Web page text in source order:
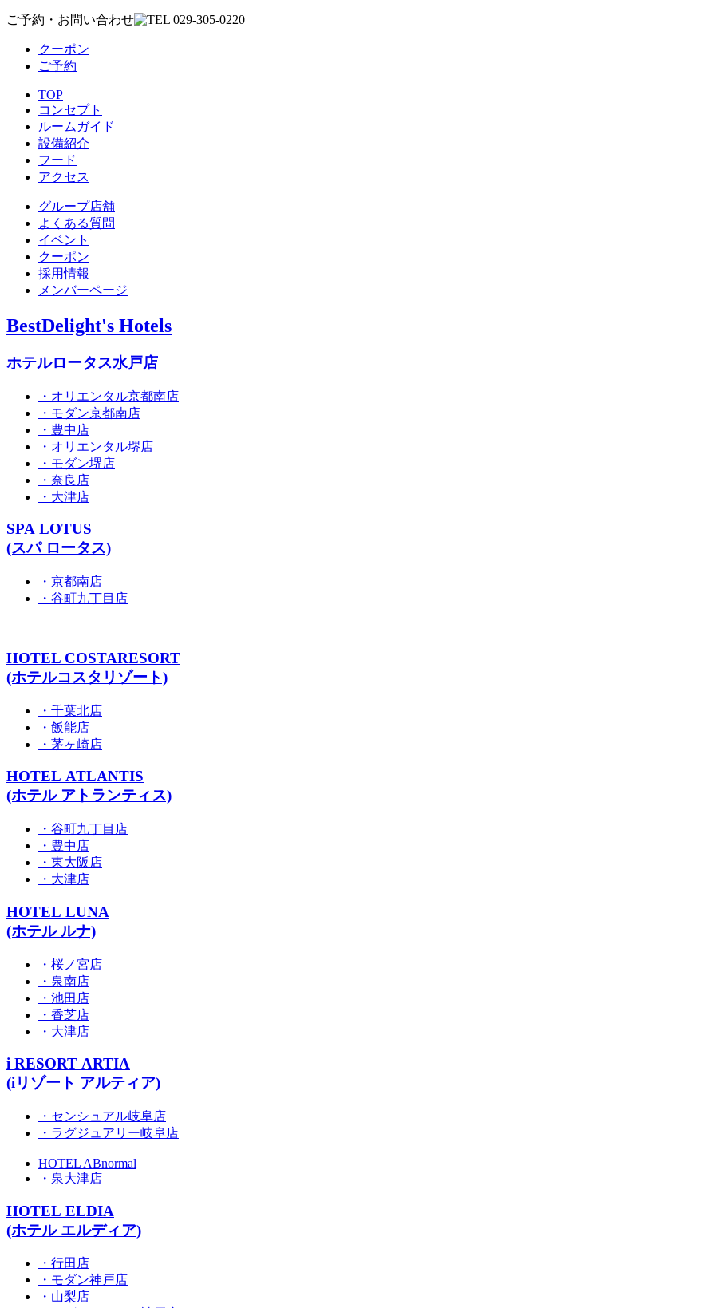
ご予約・お問い合わせ
クーポン
ご予約
TOP
コンセプト
ルームガイド
設備紹介
フード
アクセス
グループ店舗
よくある質問
イベント
クーポン
採用情報
メンバーページ
BestDelight's Hotels
ホテルロータス水戸店
・オリエンタル京都南店
・モダン京都南店
・豊中店
・オリエンタル堺店
・モダン堺店
・奈良店
・大津店
SPA LOTUS
(スパ ロータス)
・京都南店
・谷町九丁目店
HOTEL COSTARESORT
(ホテルコスタリゾート)
・千葉北店
・飯能店
・茅ヶ崎店
HOTEL ATLANTIS
(ホテル アトランティス)
・谷町九丁目店
・豊中店
・東大阪店
・大津店
HOTEL LUNA
(ホテル ルナ)
・桜ノ宮店
・泉南店
・池田店
・香芝店
・大津店
i RESORT ARTIA
(iリゾート アルティア)
・センシュアル岐阜店
・ラグジュアリー岐阜店
HOTEL ABnormal
・泉大津店
HOTEL ELDIA
(ホテル エルディア)
・行田店
・モダン神戸店
・山梨店